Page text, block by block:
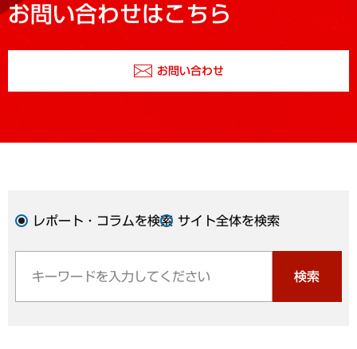
お問い合わせはこちら
お問い合わせ
レポート・コラムを検索 サイト全体を検索
検索